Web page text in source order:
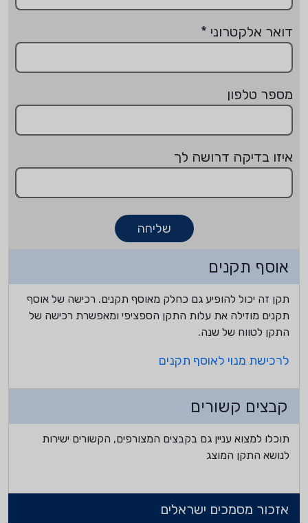
דואר אלקטרוני *
מספר טלפון
איזו בדיקה דרושה לך
שליחה
אוסף תקנים
תקן זה יכול להופיע גם כחלק מאוסף תקנים. רכישה של אוסף
תקנים מוזילה את עלות התקן הספציפי ומאפשרת רכישה של
התקן לטווח של שנה.
לרכישת מנוי לאוסף תקנים
קבצים קשורים
תוכלו למצוא עניין גם בקבצים המצורפים, הקשורים ישירות
לנושא התקן המוצג
אזכור מסמכים ישראלים